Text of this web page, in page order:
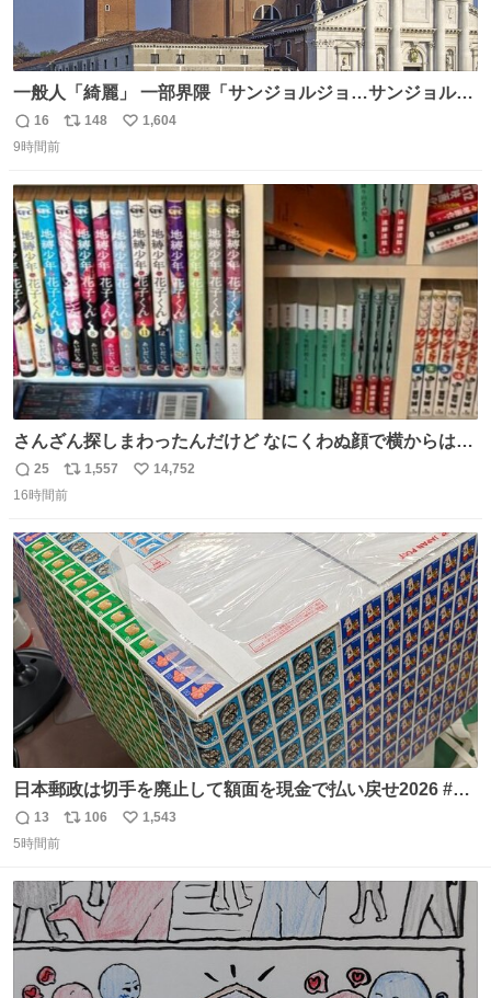
一般人「綺麗」 一部界隈「サンジョルジョ…サンジョルジ
ョマ…ジョルノジョバァーナ！！』
返
信
16
リ
ト
数
148
い
数
1,604
9時間前
さんざん探しまわったんだけど なにくわぬ顔で横からはえ
てた
返
信
25
リ
ポ
ト
数
1,557
い
数
14,752
16時間前
日本郵政は切手を廃止して額面を現金で払い戻せ2026 #日
本郵政 @JapanPostHD_PR
返
信
13
リ
ト
数
106
い
数
1,543
5時間前